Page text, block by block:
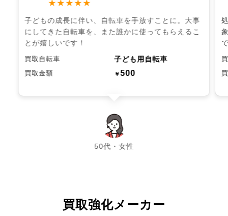
★★★★★
子どもの成長に伴い、自転車を手放すことに。大事
にしてきた自転車を、また誰かに使ってもらえるこ
とが嬉しいです！
買取自転車 子ども用自転車
買取金額 ￥500
50代・女性
chevron_left chevron_right
買取強化メーカー